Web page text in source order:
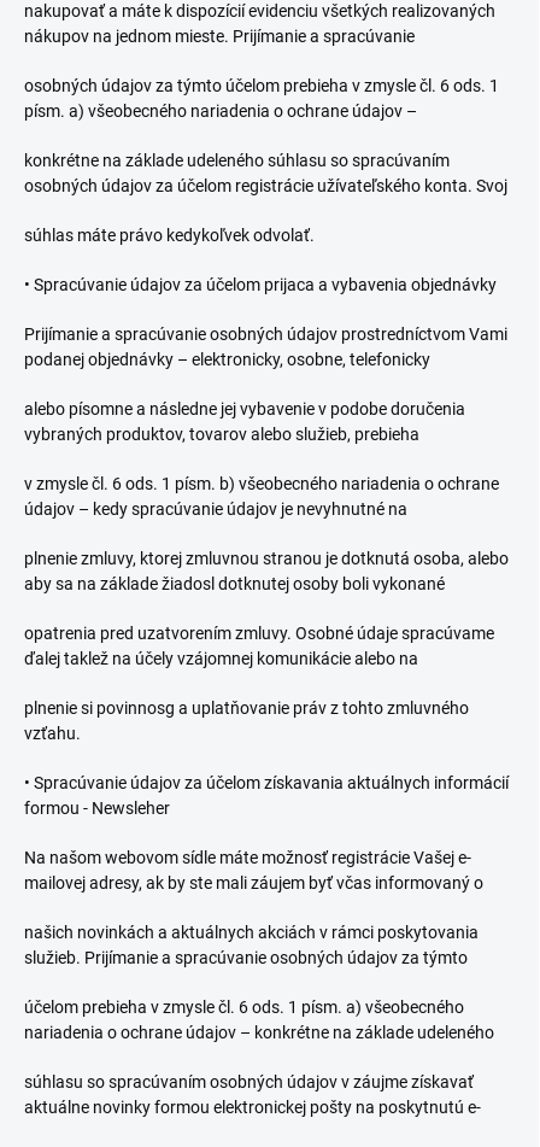
nakupovať a máte k dispozícií evidenciu všetkých realizovaných
nákupov na jednom mieste. Prijímanie a spracúvanie
osobných údajov za týmto účelom prebieha v zmysle čl. 6 ods. 1
písm. a) všeobecného nariadenia o ochrane údajov –
konkrétne na základe udeleného súhlasu so spracúvaním
osobných údajov za účelom registrácie užívateľského konta. Svoj
súhlas máte právo kedykoľvek odvolať.
• Spracúvanie údajov za účelom prijaca a vybavenia objednávky
Prijímanie a spracúvanie osobných údajov prostredníctvom Vami
podanej objednávky – elektronicky, osobne, telefonicky
alebo písomne a následne jej vybavenie v podobe doručenia
vybraných produktov, tovarov alebo služieb, prebieha
v zmysle čl. 6 ods. 1 písm. b) všeobecného nariadenia o ochrane
údajov – kedy spracúvanie údajov je nevyhnutné na
plnenie zmluvy, ktorej zmluvnou stranou je dotknutá osoba, alebo
aby sa na základe žiadosl dotknutej osoby boli vykonané
opatrenia pred uzatvorením zmluvy. Osobné údaje spracúvame
ďalej taklež na účely vzájomnej komunikácie alebo na
plnenie si povinnosg a uplatňovanie práv z tohto zmluvného
vzťahu.
• Spracúvanie údajov za účelom získavania aktuálnych informácií
formou - Newsleher
Na našom webovom sídle máte možnosť registrácie Vašej e-
mailovej adresy, ak by ste mali záujem byť včas informovaný o
našich novinkách a aktuálnych akciách v rámci poskytovania
služieb. Prijímanie a spracúvanie osobných údajov za týmto
účelom prebieha v zmysle čl. 6 ods. 1 písm. a) všeobecného
nariadenia o ochrane údajov – konkrétne na základe udeleného
súhlasu so spracúvaním osobných údajov v záujme získavať
aktuálne novinky formou elektronickej pošty na poskytnutú e-